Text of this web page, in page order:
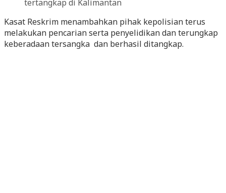
Kasat Reskrim menambahkan pihak kepolisian terus
melakukan pencarian serta penyelidikan dan terungkap
keberadaan tersangka dan berhasil ditangkap.